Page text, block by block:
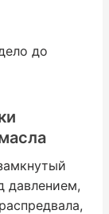
до
давлением,